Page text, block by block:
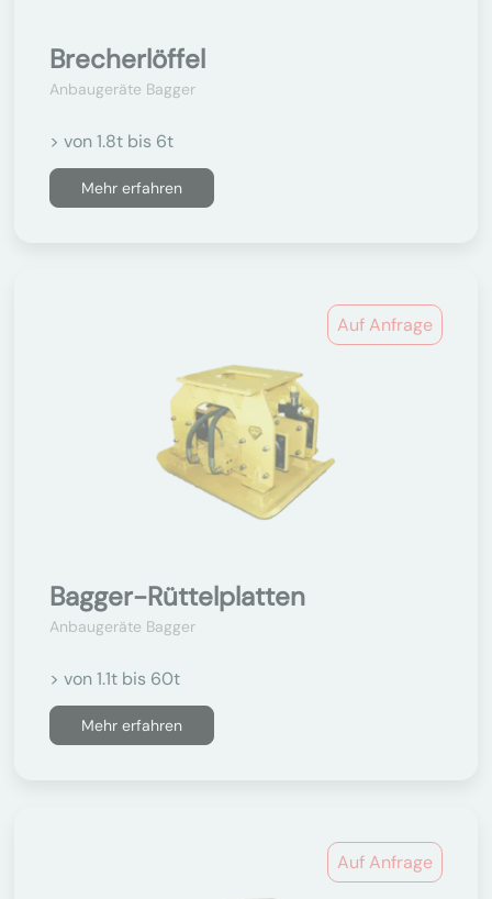
Brecherlöffel
Anbaugeräte Bagger
> von 1.8t bis 6t
Mehr erfahren
Auf Anfrage
Bagger-Rüttelplatten
Anbaugeräte Bagger
> von 1.1t bis 60t
Mehr erfahren
Auf Anfrage